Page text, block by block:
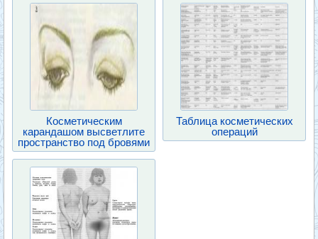
Косметическим
карандашом высветлите
пространство под бровями
Таблица косметических
операций